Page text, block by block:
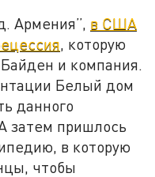
Армения”, в США
, которую
и компания.
Белый дом
данного
затем пришлось
в которую
чтобы